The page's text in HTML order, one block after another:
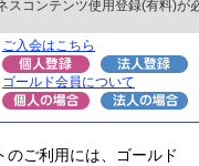
スコンテンツ使用登録(有料)が
ご入会はこちら
ゴールド会員について
のご利用には、ゴールド